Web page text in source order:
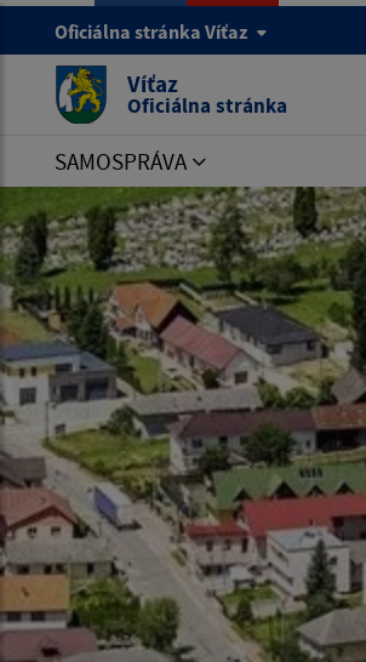
Oficiálna stránka Víťaz
Víťaz
Oficiálna stránka
SAMOSPRÁVA